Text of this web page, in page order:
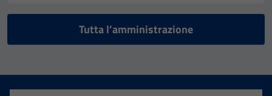
Tutta l’amministrazione